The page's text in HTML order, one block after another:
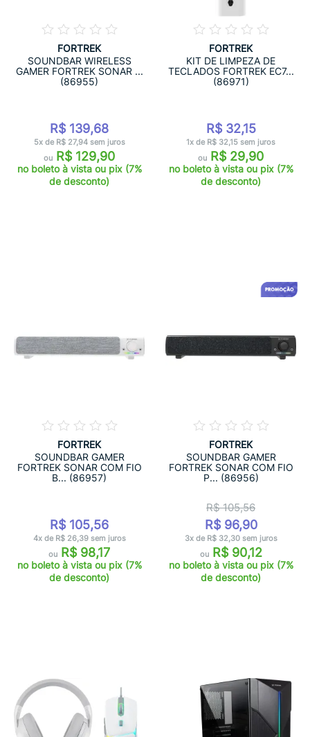
FORTREK
SOUNDBAR WIRELESS
GAMER FORTREK SONAR ...
(86955)
R$ 139,68
5x de R$ 27,94 sem juros
ou R$ 129,90
no boleto à vista ou pix (7%
de desconto)
FORTREK
KIT DE LIMPEZA DE
TECLADOS FORTREK EC7...
(86971)
R$ 32,15
1x de R$ 32,15 sem juros
ou R$ 29,90
no boleto à vista ou pix (7%
de desconto)
FORTREK
SOUNDBAR GAMER
FORTREK SONAR COM FIO
B... (86957)
R$ 105,56
4x de R$ 26,39 sem juros
ou R$ 98,17
no boleto à vista ou pix (7%
de desconto)
FORTREK
SOUNDBAR GAMER
FORTREK SONAR COM FIO
P... (86956)
R$ 105,56
R$ 96,90
3x de R$ 32,30 sem juros
ouR$ 90,12
no boleto à vista ou pix (7%
de desconto)